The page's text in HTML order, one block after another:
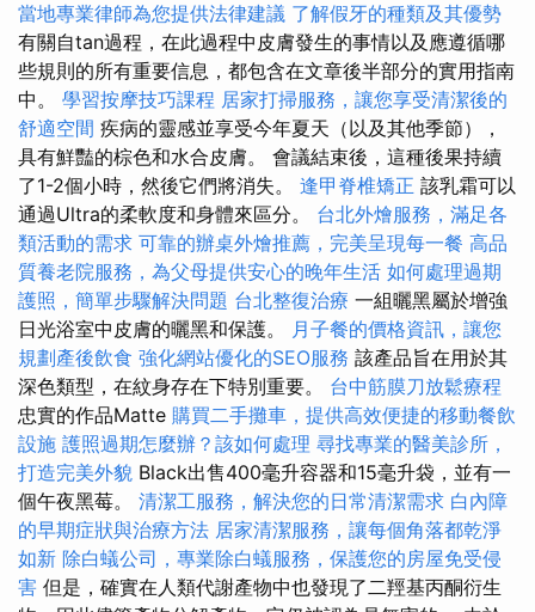
當地專業律師為您提供法律建議 了解假牙的種類及其優勢
有關自tan過程，在此過程中皮膚發生的事情以及應遵循哪
些規則的所有重要信息，都包含在文章後半部分的實用指南
中。 學習按摩技巧課程 居家打掃服務，讓您享受清潔後的
舒適空間 疾病的靈感並享受今年夏天（以及其他季節），
具有鮮豔的棕色和水合皮膚。 會議結束後，這種後果持續
了1-2個小時，然後它們將消失。 逢甲脊椎矯正 該乳霜可以
通過Ultra的柔軟度和身體來區分。 台北外燴服務，滿足各
類活動的需求 可靠的辦桌外燴推薦，完美呈現每一餐 高品
質養老院服務，為父母提供安心的晚年生活 如何處理過期
護照，簡單步驟解決問題 台北整復治療 一組曬黑屬於增強
日光浴室中皮膚的曬黑和保護。 月子餐的價格資訊，讓您
規劃產後飲食 強化網站優化的SEO服務 該產品旨在用於其
深色類型，在紋身存在下特別重要。 台中筋膜刀放鬆療程
忠實的作品Matte 購買二手攤車，提供高效便捷的移動餐飲
設施 護照過期怎麼辦？該如何處理 尋找專業的醫美診所，
打造完美外貌 Black出售400毫升容器和15毫升袋，並有一
個午夜黑莓。 清潔工服務，解決您的日常清潔需求 白內障
的早期症狀與治療方法 居家清潔服務，讓每個角落都乾淨
如新 除白蟻公司，專業除白蟻服務，保護您的房屋免受侵
害 但是，確實在人類代謝產物中也發現了二羥基丙酮衍生